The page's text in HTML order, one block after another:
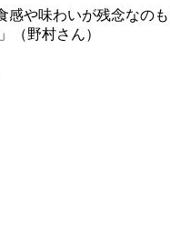
や味わいが残念な
（野村さん）